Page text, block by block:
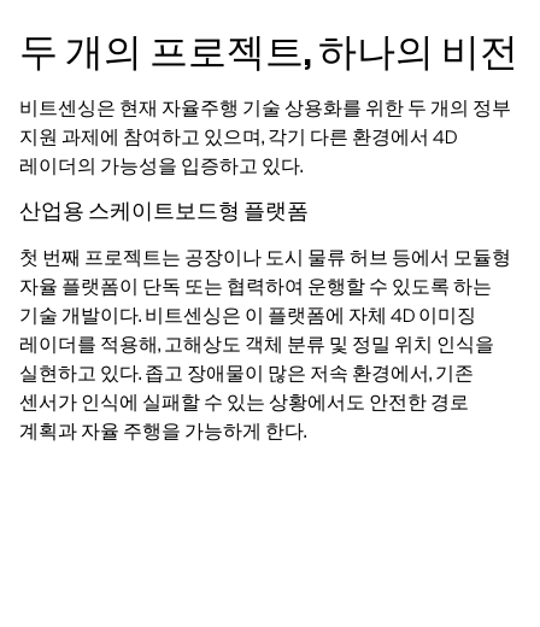
두 개의 프로젝트, 하나의 비전
비트센싱은 현재 자율주행 기술 상용화를 위한 두 개의 정부
지원 과제에 참여하고 있으며, 각기 다른 환경에서 4D
레이더의 가능성을 입증하고 있다.
산업용 스케이트보드형 플랫폼
첫 번째 프로젝트는 공장이나 도시 물류 허브 등에서 모듈형
자율 플랫폼이 단독 또는 협력하여 운행할 수 있도록 하는
기술 개발이다. 비트센싱은 이 플랫폼에 자체 4D 이미징
레이더를 적용해, 고해상도 객체 분류 및 정밀 위치 인식을
실현하고 있다. 좁고 장애물이 많은 저속 환경에서, 기존
센서가 인식에 실패할 수 있는 상황에서도 안전한 경로
계획과 자율 주행을 가능하게 한다.